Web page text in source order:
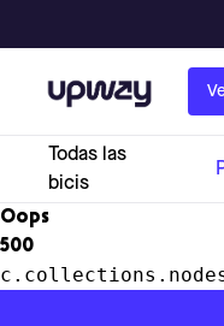
Upway
Todas las
bicis
Oops
500